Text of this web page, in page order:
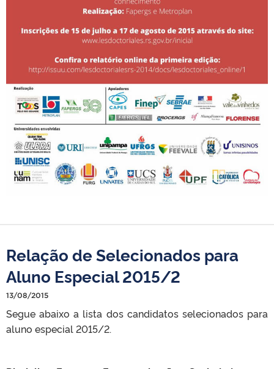
Relação de Selecionados para
Aluno Especial 2015/2
13/08/2015
Segue abaixo a lista dos candidatos selecionados para
aluno especial 2015/2.